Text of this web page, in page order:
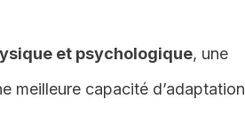
et psychologique, une
meilleure capacité d’adaptation